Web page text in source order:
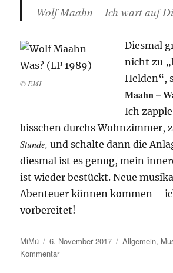
Wolf Maahn – Ich wart auf
© EMI
Diesmal
nicht zu
Helden“,
Maahn –
Ich
bisschen durchs Wohnzimmer,
Stunde,und schalte dann die
diesmal ist es genug, mein
ist wieder bestückt. Neue
Abenteuer können kommen –
vorbereitet!
Autor
MiMü
Veröffentlicht
am
6. November 2017 Kategorien
Allgemein,
Kommentarzu